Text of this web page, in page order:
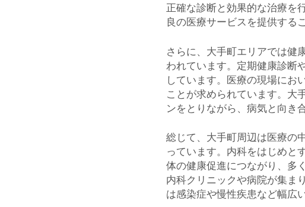
正確な診断と効果的な治療を
良の医療サービスを提供する
さらに、大手町エリアでは健
われています。定期健康診断
しています。医療の現場にお
ことが求められています。大
ンをとりながら、病気と向き
総じて、大手町周辺は医療の
っています。内科をはじめと
体の健康促進につながり、多
内科クリニックや病院が集ま
は感染症や慢性疾患など幅広